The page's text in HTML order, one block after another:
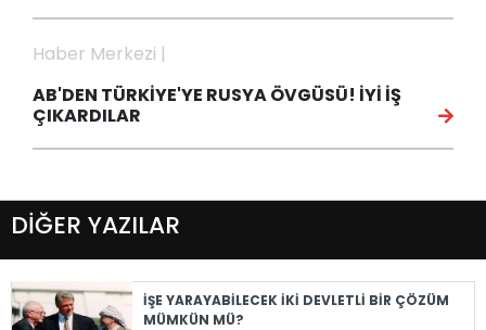
Haber Merkezi |
AB'DEN TÜRKİYE'YE RUSYA ÖVGÜSÜ! İYİ İŞ
ÇIKARDILAR
DİĞER YAZILAR
İŞE YARAYABİLECEK İKİ DEVLETLİ BİR ÇÖZÜM
MÜMKÜN MÜ?